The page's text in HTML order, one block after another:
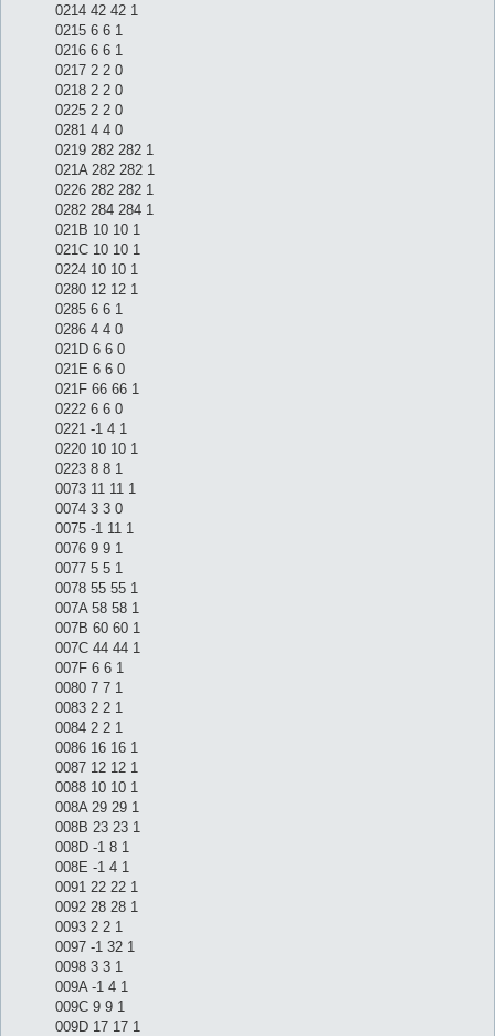
0214 42 42 1
0215 6 6 1
0216 6 6 1
0217 2 2 0
0218 2 2 0
0225 2 2 0
0281 4 4 0
0219 282 282 1
021A 282 282 1
0226 282 282 1
0282 284 284 1
021B 10 10 1
021C 10 10 1
0224 10 10 1
0280 12 12 1
0285 6 6 1
0286 4 4 0
021D 6 6 0
021E 6 6 0
021F 66 66 1
0222 6 6 0
0221 -1 4 1
0220 10 10 1
0223 8 8 1
0073 11 11 1
0074 3 3 0
0075 -1 11 1
0076 9 9 1
0077 5 5 1
0078 55 55 1
007A 58 58 1
007B 60 60 1
007C 44 44 1
007F 6 6 1
0080 7 7 1
0083 2 2 1
0084 2 2 1
0086 16 16 1
0087 12 12 1
0088 10 10 1
008A 29 29 1
008B 23 23 1
008D -1 8 1
008E -1 4 1
0091 22 22 1
0092 28 28 1
0093 2 2 1
0097 -1 32 1
0098 3 3 1
009A -1 4 1
009C 9 9 1
009D 17 17 1